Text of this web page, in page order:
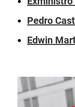
Pedro
Edwin